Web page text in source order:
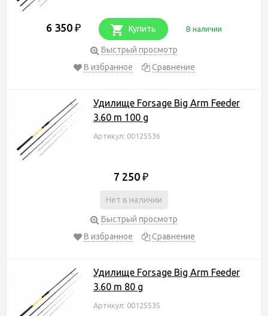
6 350 ₽ Купить В наличии
Быстрый просмотр
В избранное
Сравнение
Удилище Forsage Big Arm Feeder
3.60 m 100 g
Артикул: 00125536
7 250 ₽
Нет в наличии
Быстрый просмотр
В избранное
Сравнение
Удилище Forsage Big Arm Feeder
3.60 m 80 g
Артикул: 00125535